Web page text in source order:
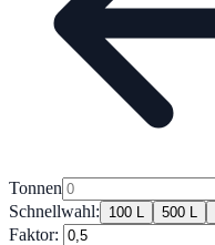
Tonnen
Schnellwahl:
100 L 500 L
Faktor: